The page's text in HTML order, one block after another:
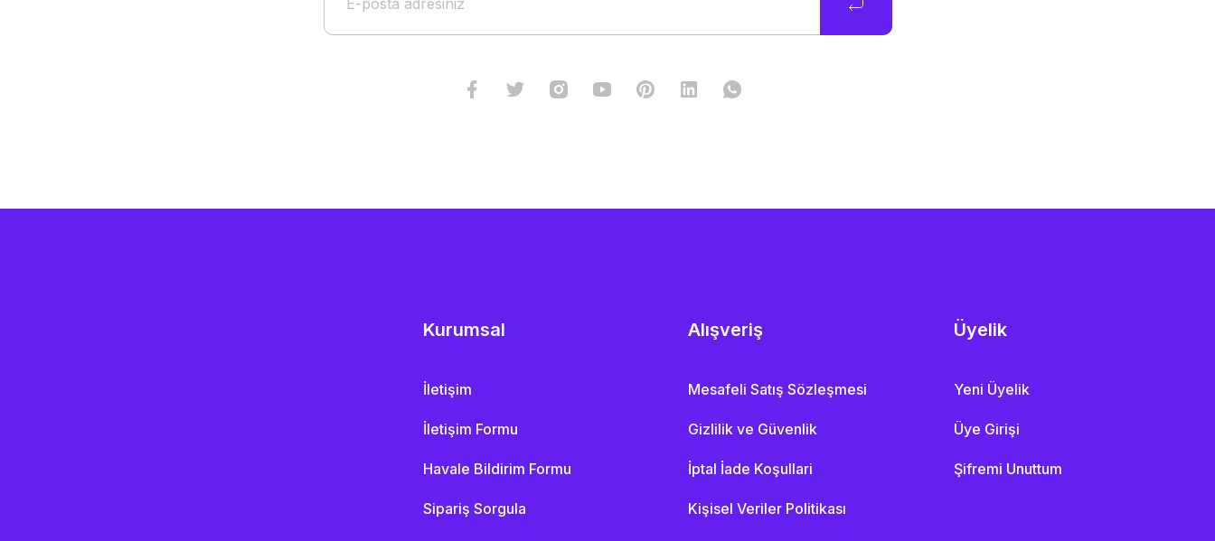
Kurumsal
İletişim
İletişim Formu
Havale Bildirim Formu
Sipariş Sorgula
Alışveriş
Mesafeli Satış Sözleşmesi
Gizlilik ve Güvenlik
İptal İade Koşullari
Kişisel Veriler Politikası
Üyelik
Yeni Üyelik
Üye Girişi
Şifremi Unuttum